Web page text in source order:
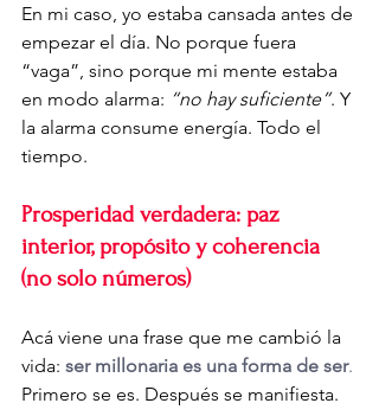
En mi caso, yo estaba cansada antes de
empezar el día. No porque fuera
“vaga”, sino porque mi mente estaba
en modo alarma: “no hay suficiente”. Y
la alarma consume energía. Todo el
tiempo.
Prosperidad verdadera: paz
interior, propósito y coherencia
(no solo números)
Acá viene una frase que me cambió la
vida: ser millonaria es una forma de ser.
Primero se es. Después se manifiesta.